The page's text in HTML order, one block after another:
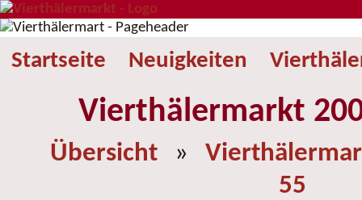
Startseite Neuigkeiten
Vierthälermarkt
Übersicht »
55